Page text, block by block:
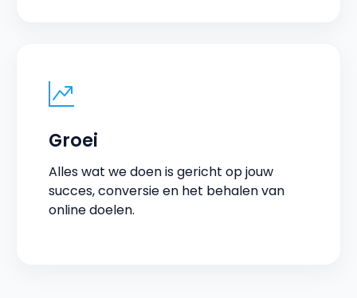
Groei
Alles wat we doen is gericht op jouw
succes, conversie en het behalen van
online doelen.